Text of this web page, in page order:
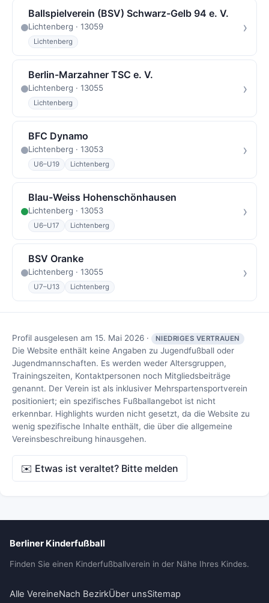
Ballspielverein (BSV) Schwarz-Gelb 94 e. V.
Lichtenberg · 13059
Lichtenberg
›
Berlin-Marzahner TSC e. V.
Lichtenberg · 13055
Lichtenberg
›
BFC Dynamo
Lichtenberg · 13053
U6–U19 Lichtenberg
›
Blau-Weiss Hohenschönhausen
Lichtenberg · 13053
U6–U17 Lichtenberg
›
BSV Oranke
Lichtenberg · 13055
U7–U13 Lichtenberg
›
Profil ausgelesen am 15. Mai 2026 · NIEDRIGES VERTRAUEN
Die Website enthält keine Angaben zu Jugendfußball oder
Jugendmannschaften. Es werden weder Altersgruppen,
Trainingszeiten, Kontaktpersonen noch Mitgliedsbeiträge
genannt. Der Verein ist als inklusiver Mehrspartensportverein
positioniert; ein spezifisches Fußballangebot ist nicht
erkennbar. Highlights wurden nicht gesetzt, da die Website zu
wenig spezifische Inhalte enthält, die über die allgemeine
Vereinsbeschreibung hinausgehen.
✉️ Etwas ist veraltet? Bitte melden
Berliner Kinderfußball
Finden Sie einen Kinderfußballverein in der Nähe Ihres Kindes.
Alle VereineNach BezirkÜber unsSitemap